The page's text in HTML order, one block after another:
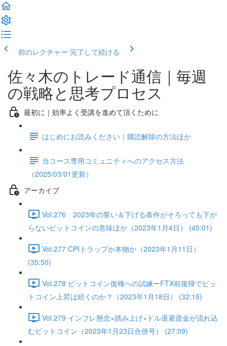
前のレクチャー 完了して続ける
佐々木のトレード通信｜毎週
の戦略と思考プロセス
最初に｜効率よく受講を進めて頂くために
はじめにお読みください｜購読解除の方法ほか
当コース専用コミュニティへのアクセス方法
（2025/03/01更新）
アーカイブ
Vol.276 2023年の誓い＆下げる条件がそろっても下が
らないビットコインの意味ほか（2023年1月4日） (45:01)
Vol.277 CPIトラップか本物か（2023年1月11日）
(35:50)
Vol.278 ビットコイン復権への試練ーFTX前復帰でビッ
トコイン上昇は続くのか？（2023年1月18日） (32:15)
Vol.279 インフレ懸念×踏み上げ×ドル退避資金が流れ込
むビットコイン（2023年1月23日合併号） (27:09)